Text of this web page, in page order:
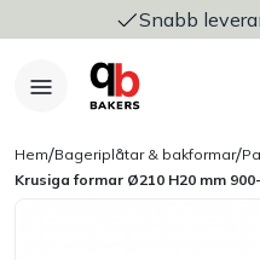
Snabb
Hem/Bageriplåtar & bakformar/
Krusiga formar Ø210 H20 mm